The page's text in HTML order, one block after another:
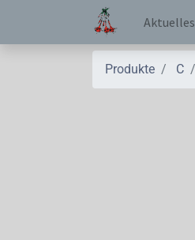
Aktuelles
Produkte C